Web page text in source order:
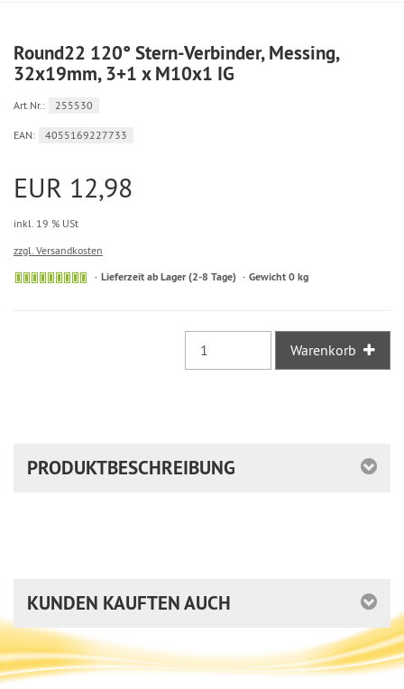
Round22 120° Stern-Verbinder, Messing,
32x19mm, 3+1 x M10x1 IG
Art.Nr.: 255530
EAN: 4055169227733
EUR 12,98
inkl. 19 % USt
zzgl. Versandkosten
Sofort
Lieferzeit ab Lager (2-8 Tage) Gewicht 0 kg
Warenkorb
PRODUKTBESCHREIBUNG
KUNDEN KAUFTEN AUCH